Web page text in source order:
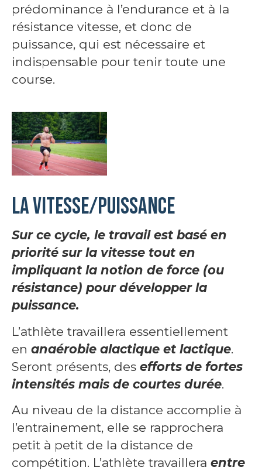
prédominance à l’endurance et à la
résistance vitesse, et donc de
puissance, qui est nécessaire et
indispensable pour tenir toute une
course.
La vitesse/puissance
Sur ce cycle, le travail est basé en
priorité sur la vitesse tout en
impliquant la notion de force (ou
résistance) pour développer la
puissance.
L’athlète travaillera essentiellement
en anaérobie alactique et lactique.
Seront présents, des efforts de fortes
intensités mais de courtes durée.
Au niveau de la distance accomplie à
l’entrainement, elle se rapprochera
petit à petit de la distance de
compétition. L’athlète travaillera entre